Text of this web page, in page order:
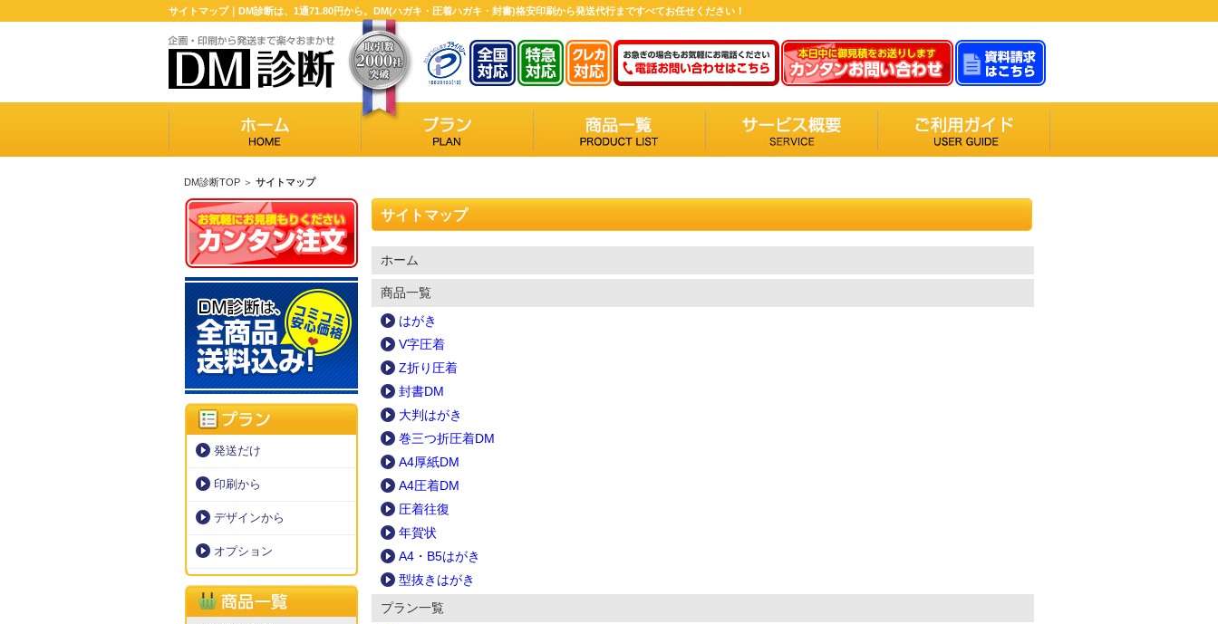
サイトマップ｜DM診断は、1通71.80円から。DM(ハガキ・圧着ハガキ・封書)格安印刷から発送代行まですべてお任せください！
DM診断TOP＞ サイトマップ
発送だけ
印刷から
デザインから
オプション
サイトマップ
ホーム
商品一覧
はがき
V字圧着
Z折り圧着
封書DM
大判はがき
巻三つ折圧着DM
A4厚紙DM
A4圧着DM
圧着往復
年賀状
A4・B5はがき
型抜きはがき
プラン一覧